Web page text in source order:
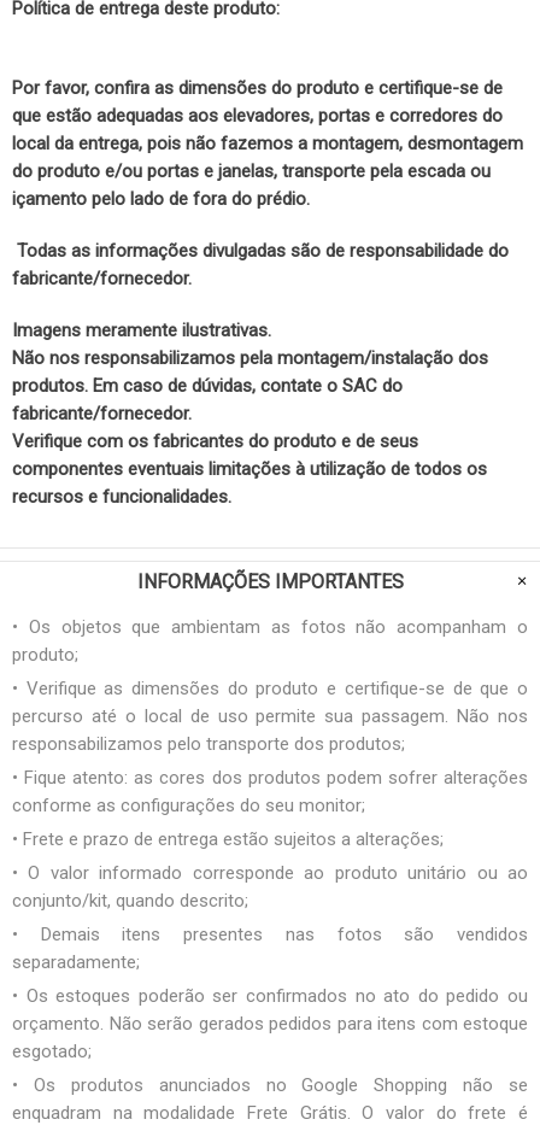
Política de entrega deste produto:
Por favor, confira as dimensões do produto e certifique-se de
que estão adequadas aos elevadores, portas e corredores do
local da entrega, pois não fazemos a montagem, desmontagem
do produto e/ou portas e janelas, transporte pela escada ou
içamento pelo lado de fora do prédio.
Todas as informações divulgadas são de responsabilidade do
fabricante/fornecedor.
Imagens meramente ilustrativas.
Não nos responsabilizamos pela montagem/instalação dos
produtos. Em caso de dúvidas, contate o SAC do
fabricante/fornecedor.
Verifique com os fabricantes do produto e de seus
componentes eventuais limitações à utilização de todos os
recursos e funcionalidades.
INFORMAÇÕES IMPORTANTES
• Os objetos que ambientam as fotos não acompanham o
produto;
• Verifique as dimensões do produto e certifique-se de que o
percurso até o local de uso permite sua passagem. Não nos
responsabilizamos pelo transporte dos produtos;
• Fique atento: as cores dos produtos podem sofrer alterações
conforme as configurações do seu monitor;
• Frete e prazo de entrega estão sujeitos a alterações;
• O valor informado corresponde ao produto unitário ou ao
conjunto/kit, quando descrito;
• Demais itens presentes nas fotos são vendidos
separadamente;
• Os estoques poderão ser confirmados no ato do pedido ou
orçamento. Não serão gerados pedidos para itens com estoque
esgotado;
• Os produtos anunciados no Google Shopping não se
enquadram na modalidade Frete Grátis. O valor do frete é